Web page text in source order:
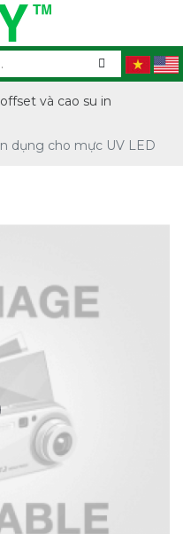
và cao su in
dụng cho mực UV LED